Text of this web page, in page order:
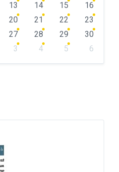
13 14 15
16
20 21 22
23
27 28 29
30
3 4 5
6